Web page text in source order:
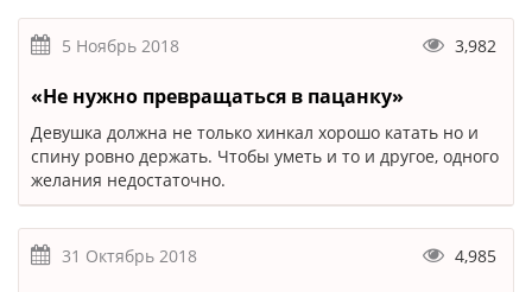
5 Ноябрь 2018 3,982
«Не нужно превращаться в пацанку»
Девушка должна не только хинкал хорошо катать но и
спину ровно держать. Чтобы уметь и то и другое, одного
желания недостаточно.
31 Октябрь 2018 4,985